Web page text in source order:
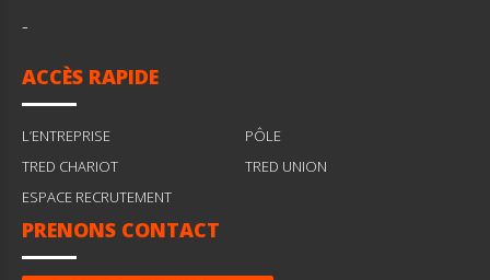
-
ACCÈS RAPIDE
L’ENTREPRISE
PÔLE
TRED CHARIOT
TRED UNION
ESPACE RECRUTEMENT
PRENONS CONTACT